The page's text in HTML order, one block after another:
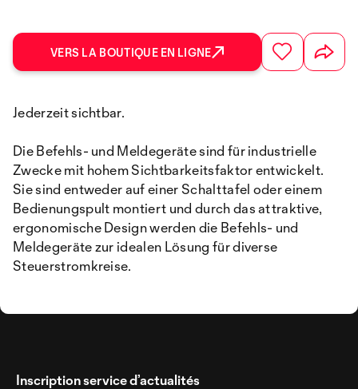
VERS LA BOUTIQUE EN LIGNE
Jederzeit sichtbar.
Die Befehls- und Meldegeräte sind für industrielle
Zwecke mit hohem Sichtbarkeitsfaktor entwickelt.
Sie sind entweder auf einer Schalttafel oder einem
Bedienungspult montiert und durch das attraktive,
ergonomische Design werden die Befehls- und
Meldegeräte zur idealen Lösung für diverse
Steuerstromkreise.
Inscription service d’actualités